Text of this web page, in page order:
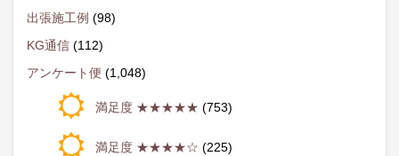
出張施工例 (98)
KG通信 (112)
アンケート便 (1,048)
満足度 ★★★★★ (753)
満足度 ★★★★☆ (225)